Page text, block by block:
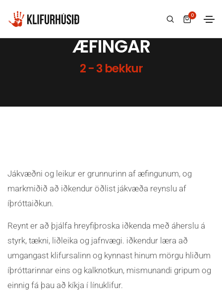
0
ÆFINGAR
2 - 3 bekkur
Jákvæðni og leikur er grunnurinn af æfingunum, og
markmiðið að iðkendur öðlist jákvæða reynslu af
íþróttaiðkun.
Reynt er að þjálfa hreyfiþroska iðkenda með áherslu á
styrk, tækni, liðleika og jafnvægi. iðkendur læra að
umgangast klifursalinn og kynnast hinum mörgu hliðum
íþróttarinnar eins og kalknotkun, mismunandi gripum og
einnig fá þau að kíkja í línuklifur.